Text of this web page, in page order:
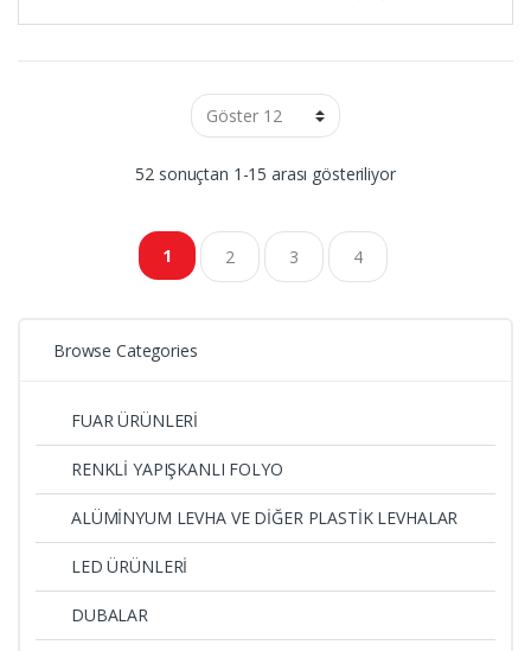
52 sonuçtan 1-15 arası gösteriliyorPopülerliğe
1 2 3 4
Browse Categories
FUAR ÜRÜNLERİ
RENKLİ YAPIŞKANLI FOLYO
ALÜMİNYUM LEVHA VE DİĞER PLASTİK LEVHALAR
LED ÜRÜNLERİ
DUBALAR